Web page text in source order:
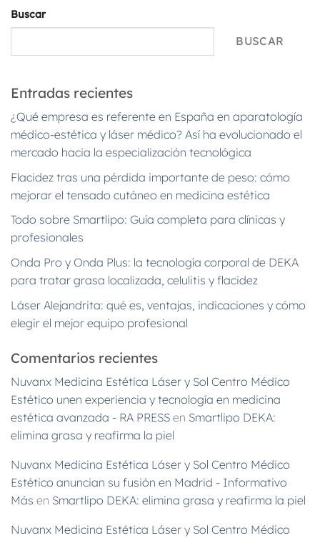
Buscar
BUSCAR
Entradas recientes
¿Qué empresa es referente en España en aparatología
médico-estética y láser médico? Así ha evolucionado el
mercado hacia la especialización tecnológica
Flacidez tras una pérdida importante de peso: cómo
mejorar el tensado cutáneo en medicina estética
Todo sobre Smartlipo: Guía completa para clínicas y
profesionales
Onda Pro y Onda Plus: la tecnología corporal de DEKA
para tratar grasa localizada, celulitis y flacidez
Láser Alejandrita: qué es, ventajas, indicaciones y cómo
elegir el mejor equipo profesional
Comentarios recientes
Nuvanx Medicina Estética Láser y Sol Centro Médico
Estético unen experiencia y tecnología en medicina
estética avanzada - RA PRESS en Smartlipo DEKA:
elimina grasa y reafirma la piel
Nuvanx Medicina Estética Láser y Sol Centro Médico
Estético anuncian su fusión en Madrid - Informativo
Más en Smartlipo DEKA: elimina grasa y reafirma la piel
Nuvanx Medicina Estética Láser y Sol Centro Médico